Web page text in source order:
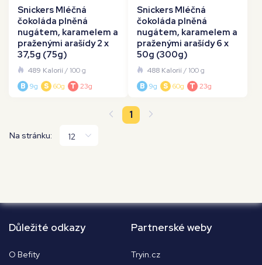
Snickers Mléčná
čokoláda plněná
nugátem, karamelem a
praženými arašídy 2 x
37,5g (75g)
489 Kalorií/ 100 g
B 9g S 60g T 23g
Snickers Mléčná
čokoláda plněná
nugátem, karamelem a
praženými arašídy 6 x
50g (300g)
488 Kalorií/ 100 g
B 9g S 60g T 23g
1
Na stránku:
Důležité odkazy
O Befity
Partnerské weby
Tryin.cz